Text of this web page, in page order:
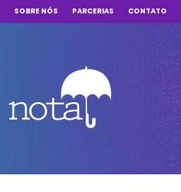
SOBRE NÓS PARCERIAS CONTATO